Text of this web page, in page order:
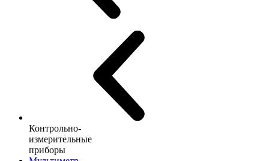
Контрольно-
измерительные
приборы